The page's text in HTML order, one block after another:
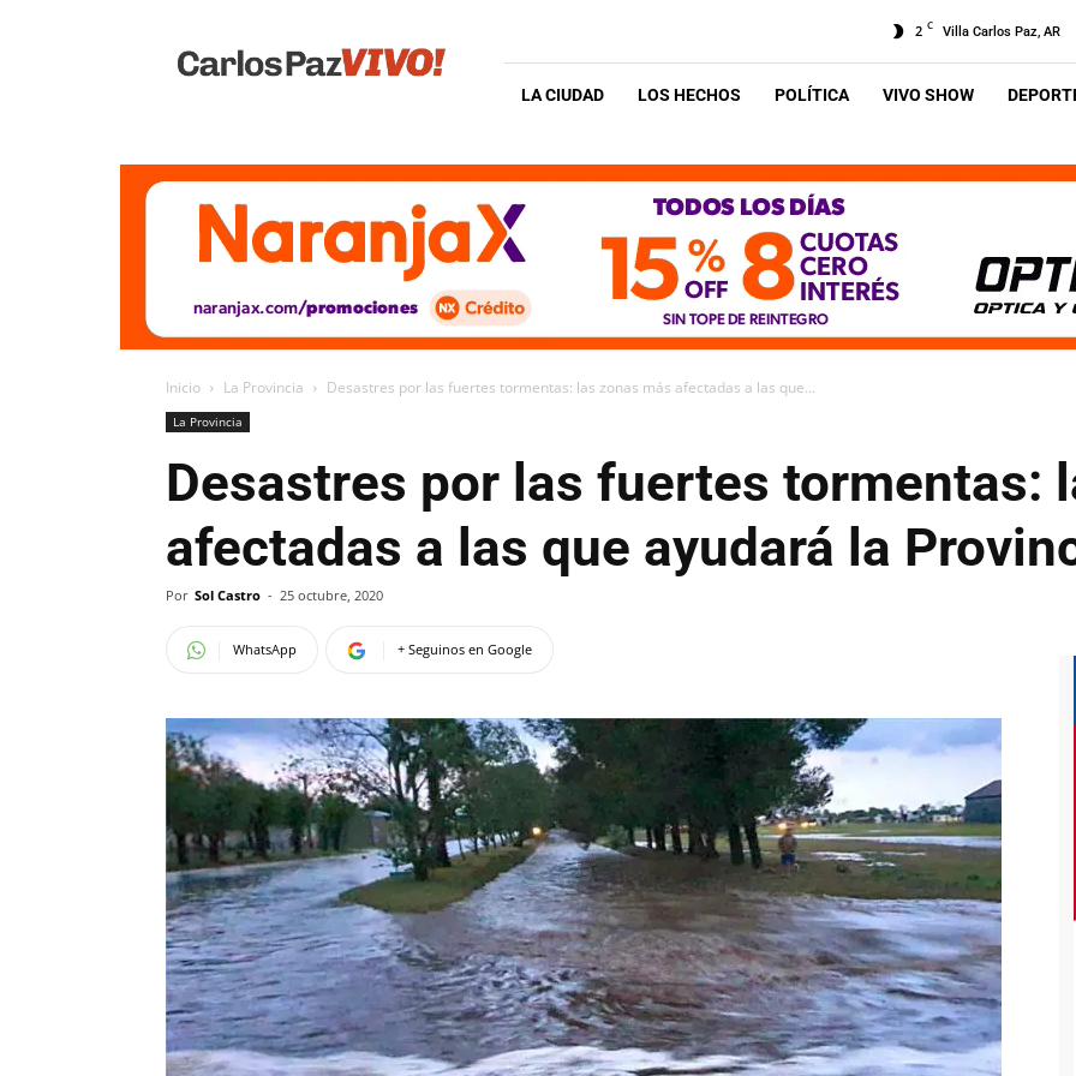
Vivo
2 C Villa Carlos Paz, AR
LA CIUDAD LOS HECHOS POLÍTICA VIVO SHOW
Inicio La Provincia Desastres por las fuertes tormentas: las zonas más afectadas a las que...
La Provincia
Desastres por las fuertes tormentas:
afectadas a las que ayudará la
Por Sol Castro - 25 octubre, 2020
WhatsApp + Seguinos en Google